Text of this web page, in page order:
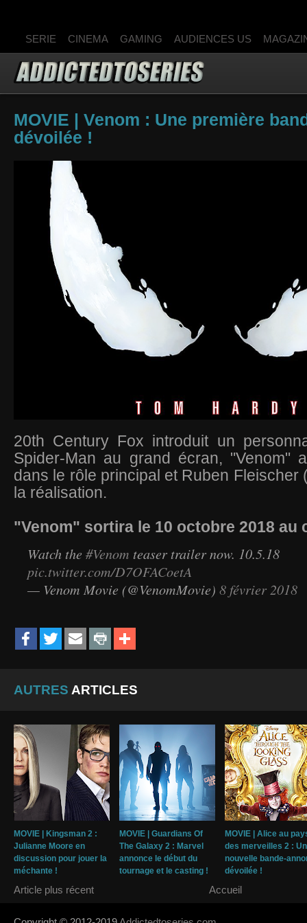
SERIE CINEMA GAMING AUDIENCES US
MOVIE | Venom : Une première
dévoilée !
20th Century Fox introduit un
Spider-Man au grand écran, "Venom"
dans le rôle principal et Ruben Fleischer
la réalisation.
"Venom" sortira le 10 octobre 2018 au
Watch the#Venom teaser trailer now. 10.5.18
pic.twitter.com/D7OFACoetA
— Venom Movie (@VenomMovie) 8 février 2018
AUTRES ARTICLES
MOVIE | Kingsman 2 :
Julianne Moore en
discussion pour jouer la
méchante !
MOVIE | Guardians Of
The Galaxy 2 : Marvel
annonce le début du
tournage et le casting !
MOVIE | Alice au
des merveilles 2 :
nouvelle bande-
dévoilée !
Article plus récent Accueil